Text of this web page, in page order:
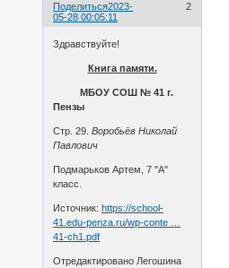
Поделиться 2
2023-
05-28 00:05:11
Здравствуйте!
Книга памяти.
МБОУ СОШ № 41 г.
Пензы
Стр. 29.Воробьёв Николай
Павлович
Подмарьков Артем, 7 "А"
класс.
Источник:https://school-
41.edu-penza.ru/wp-conte …
41-ch1.pdf
Отредактировано Легошина